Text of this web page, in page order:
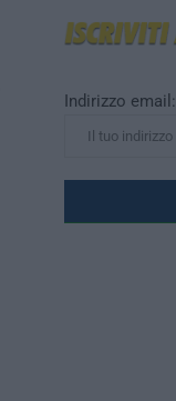
Indirizzo email: